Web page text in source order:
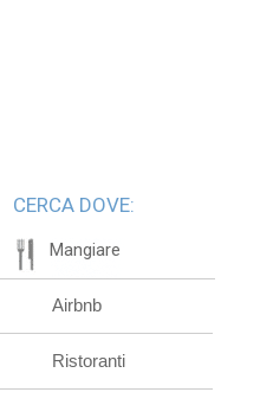
CERCA DOVE:
Mangiare
Airbnb
Ristoranti